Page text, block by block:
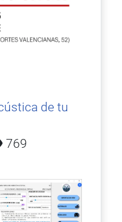
de tu
769